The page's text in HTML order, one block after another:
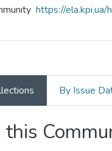
https://
By Issue